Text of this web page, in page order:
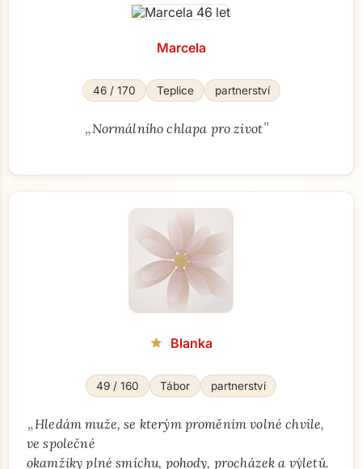
Marcela
46 / 170 Teplice partnerství
„Normálního chlapa pro zivot"
star Blanka
49 / 160 Tábor partnerství
„Hledám muže, se kterým proměním volné chvíle,
ve společné
okamžiky plné smíchu, pohody, procházek a výletů.